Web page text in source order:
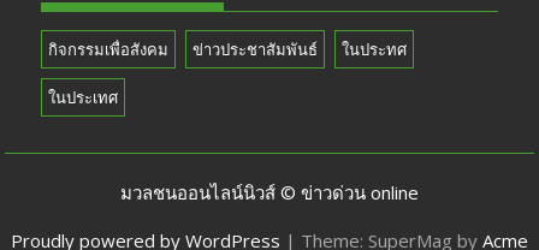
กิจกรรมเพื่อสังคม ข่าวประชาสัมพันธ์ ในประทศ
ในประเทศ
มวลชนออนไลน์นิวส์ © ข่าวด่วน online
Proudly powered by WordPress | Theme: SuperMag by Acme